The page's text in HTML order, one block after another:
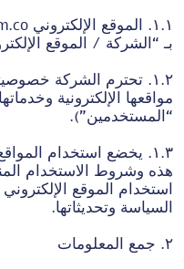
بـ “الشركة / الموقع
١.٢. تحترم الشركة
مواقعها الإلكترونية
“المستخدمين”).
١.٣. يخضع استخدام
هذه وشروط الاستخدام
استخدام الموقع
السياسة وتحديثاتها.
٢. جمع المعلومات